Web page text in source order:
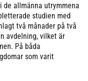
de allmänna utrymmena
studien med
två månader på två
avdelning, vilket är
På båda
som varit